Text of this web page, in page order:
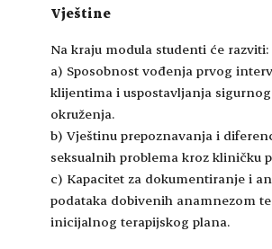
Vještine
Na kraju modula studenti će razviti:
a) Sposobnost vođenja prvog
klijentima i uspostavljanja
okruženja.
b) Vještinu prepoznavanja i
seksualnih problema kroz kliničku
c) Kapacitet za dokumentiranje i
podataka dobivenih anamnezom
inicijalnog terapijskog plana.